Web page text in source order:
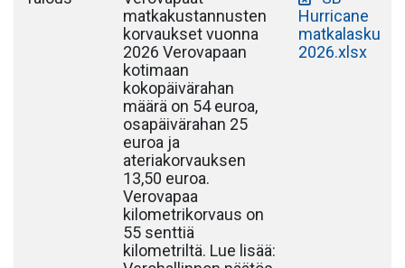
matkakustannusten
korvaukset vuonna
2026 Verovapaan
kotimaan
kokopäivärahan
määrä on 54 euroa,
osapäivärahan 25
euroa ja
ateriakorvauksen
13,50 euroa.
Verovapaa
kilometrikorvaus on
55 senttiä
kilometriltä. Lue lisää:
Hurricane
matkalasku
2026.xlsx